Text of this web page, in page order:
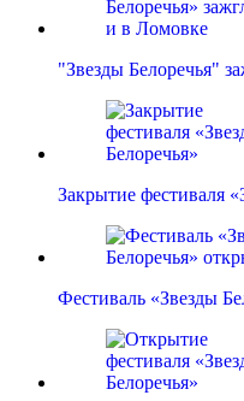
"Звезды Белоречья"
Закрытие фестиваля
Фестиваль «Звезды